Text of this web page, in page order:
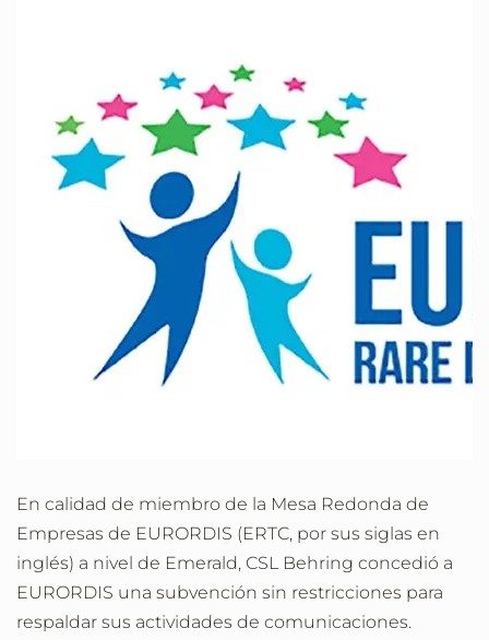
En calidad de miembro de la Mesa Redonda de
Empresas de EURORDIS (ERTC, por sus siglas en
inglés) a nivel de Emerald, CSL Behring concedió a
EURORDIS una subvención sin restricciones para
respaldar sus actividades de comunicaciones.